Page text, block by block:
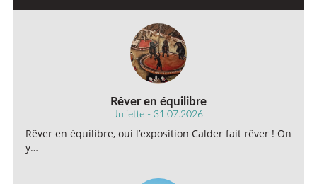
Rêver en équilibre
Juliette - 31.07.2026
Rêver en équilibre, oui l’exposition Calder fait rêver ! On
y…